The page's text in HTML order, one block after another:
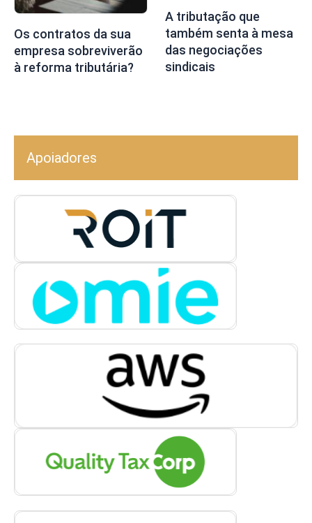
Os contratos da sua
empresa sobreviverão
à reforma tributária?
A tributação que
também senta à mesa
das negociações
sindicais
Apoiadores